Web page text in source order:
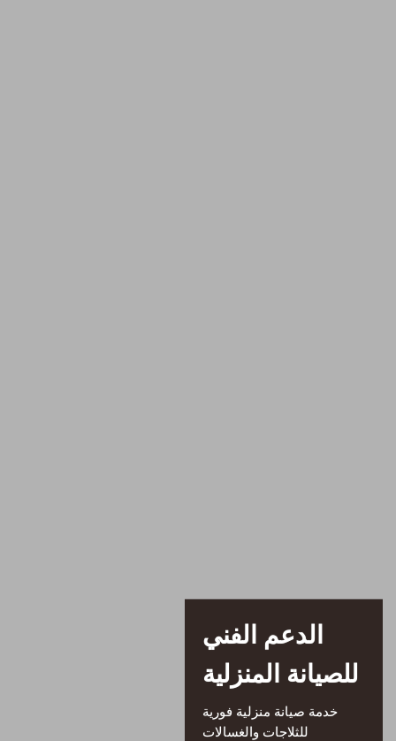
الدعم الفني
للصيانة المنزلية
خدمة صيانة منزلية فورية
للثلاجات والغسالات